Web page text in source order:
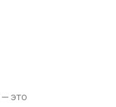
это